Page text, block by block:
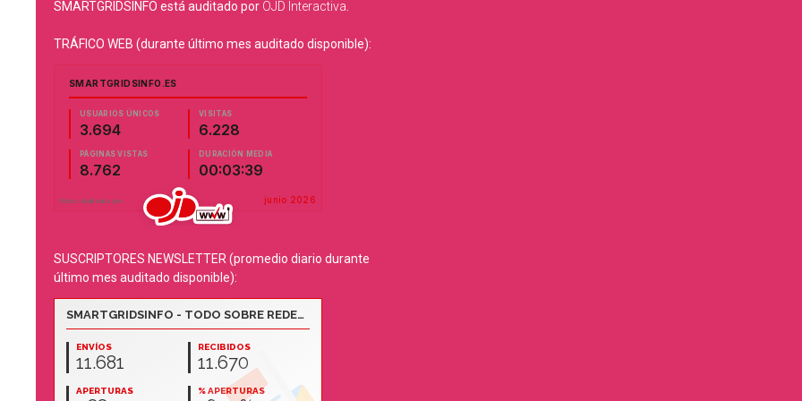
SMARTGRIDSINFO está auditado por OJD Interactiva
TRÁFICO WEB (durante último mes auditado disponible):
SUSCRIPTORES NEWSLETTER (promedio diario durante
último mes auditado disponible):